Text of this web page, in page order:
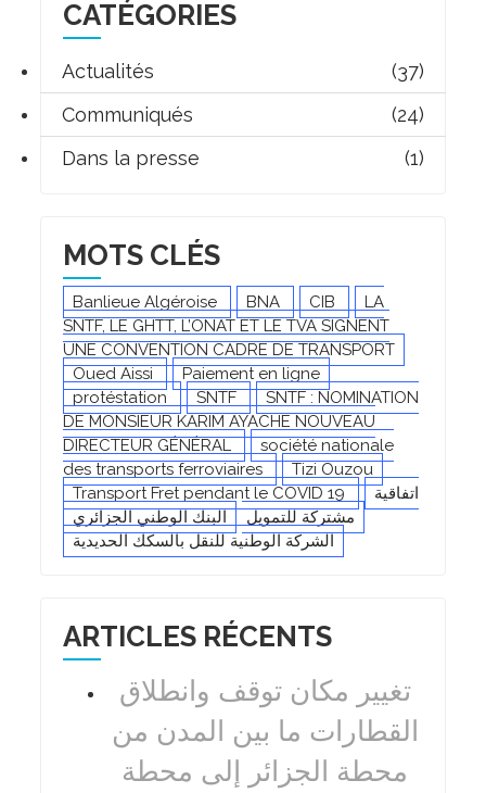
CATÉGORIES
Actualités
(37)
Communiqués
(24)
Dans la presse
(1)
MOTS CLÉS
Banlieue Algéroise BNA CIB
LA
SNTF, LE GHTT, L’ONAT ET LE TVA SIGNENT
UNE CONVENTION CADRE DE TRANSPORT
Oued Aissi
Paiement en ligne
protéstation
SNTF
SNTF : NOMINATION
DE MONSIEUR KARIM AYACHE NOUVEAU
DIRECTEUR GÉNÉRAL
société nationale
des transports ferroviaires
Tizi Ouzou
Transport Fret pendant le COVID 19
اتفاقية
مشتركة للتمويل
البنك الوطني الجزائري
الشركة الوطنية للنقل بالسكك الحديدية
ARTICLES RÉCENTS
تغيير مكان توقف وانطلاق
القطارات ما بين المدن من
محطة الجزائر إلى محطة